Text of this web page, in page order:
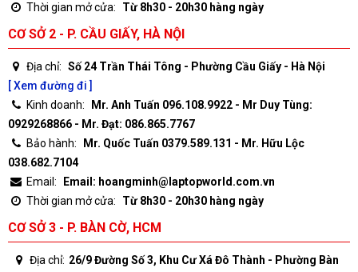
Thời gian mở cửa:
Từ 8h30 - 20h30 hàng ngày
CƠ SỞ 2 - P. CẦU GIẤY, HÀ NỘI
Địa chỉ: Số 24 Trần Thái Tông - Phường Cầu Giấy - Hà Nội
[ Xem đường đi ]
Kinh doanh:
Mr. Anh Tuấn 096.108.9922 - Mr Duy Tùng:
0929268866 - Mr. Đạt: 086.865.7767
Bảo hành:
Mr. Quốc Tuấn 0379.589.131 - Mr. Hữu Lộc
038.682.7104
Email:
Email: hoangminh@laptopworld.com.vn
Thời gian mở cửa:
Từ 8h30 - 20h30 hàng ngày
CƠ SỞ 3 - P. BÀN CỜ, HCM
Địa chỉ: 26/9 Đường Số 3, Khu Cư Xá Đô Thành - Phường Bàn